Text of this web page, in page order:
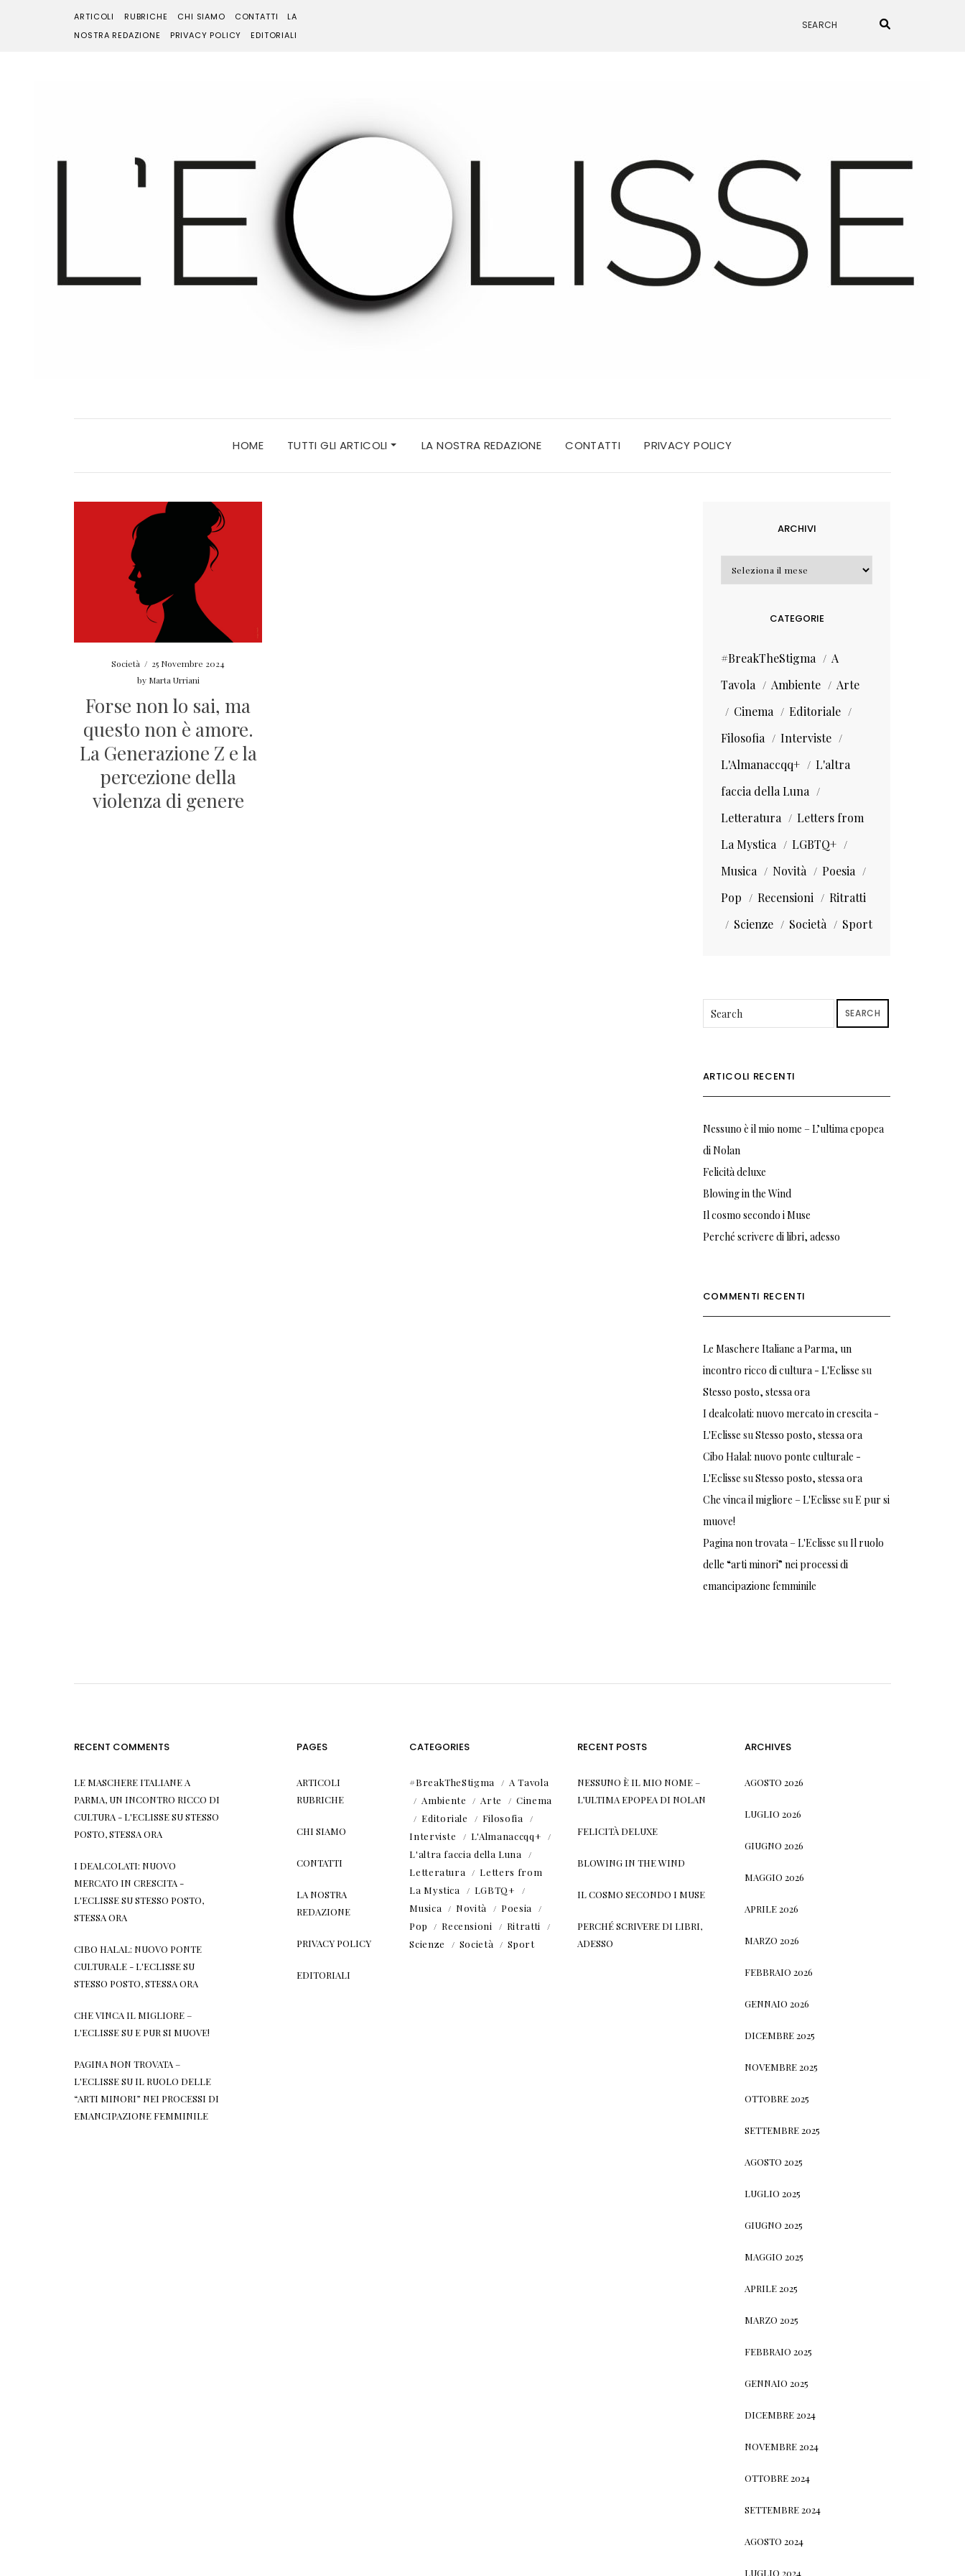
ARTICOLI RUBRICHE CHI SIAMO CONTATTI
LA
NOSTRA REDAZIONE
PRIVACY POLICY EDITORIALI
HOME TUTTI GLI ARTICOLI LA NOSTRA REDAZIONE CONTATTI PRIVACY POLICY
Società / 25 Novembre 2024
by Marta Urriani
Forse non lo sai, ma
questo non è amore.
La Generazione Z e la
percezione della
violenza di genere
ARCHIVI
Archivi
CATEGORIE
#BreakTheStigma
A
Tavola
Ambiente
Arte
Cinema
Editoriale
Filosofia
Interviste
L'Almanaccqq+
L'altra
faccia della Luna
Letteratura
Letters from
La Mystica
LGBTQ+
Musica
Novità
Poesia
Pop
Recensioni
Ritratti
Scienze
Società Sport
SEARCH
ARTICOLI RECENTI
Nessuno è il mio nome – L’ultima epopea
di Nolan
Felicità deluxe
Blowing in the Wind
Il cosmo secondo i Muse
Perché scrivere di libri, adesso
COMMENTI RECENTI
Le Maschere Italiane a Parma, un
incontro ricco di cultura - L'Eclisse su
Stesso posto, stessa ora
I dealcolati: nuovo mercato in crescita -
L'Eclisse suStesso posto, stessa ora
Cibo Halal: nuovo ponte culturale -
L'Eclisse suStesso posto, stessa ora
Che vinca il migliore – L'Eclisse suE pur si
muove!
Pagina non trovata – L'Eclisse suIl ruolo
delle “arti minori” nei processi di
emancipazione femminile
RECENT COMMENTS
LE MASCHERE ITALIANE A
PARMA, UN INCONTRO RICCO DI
CULTURA - L'ECLISSESUSTESSO
POSTO, STESSA ORA
I DEALCOLATI: NUOVO
MERCATO IN CRESCITA -
L'ECLISSESUSTESSO POSTO,
STESSA ORA
CIBO HALAL: NUOVO PONTE
CULTURALE - L'ECLISSESU
STESSO POSTO, STESSA ORA
CHE VINCA IL MIGLIORE –
L'ECLISSESU E PUR SI MUOVE!
PAGINA NON TROVATA –
L'ECLISSESU IL RUOLO DELLE
“ARTI MINORI” NEI PROCESSI DI
EMANCIPAZIONE FEMMINILE
PAGES
ARTICOLI
RUBRICHE
CHI SIAMO
CONTATTI
LA NOSTRA
REDAZIONE
PRIVACY POLICY
EDITORIALI
CATEGORIES
#BreakTheStigma
A Tavola
Ambiente
Arte
Cinema
Editoriale
Filosofia
Interviste
L'Almanaccqq+
L'altra faccia della Luna
Letteratura
Letters from
La Mystica
LGBTQ+
Musica
Novità
Poesia
Pop
Recensioni
Ritratti
Scienze
Società Sport
RECENT POSTS
NESSUNO È IL MIO NOME –
L’ULTIMA EPOPEA DI NOLAN
FELICITÀ DELUXE
BLOWING IN THE WIND
IL COSMO SECONDO I MUSE
PERCHÉ SCRIVERE DI LIBRI,
ADESSO
ARCHIVES
AGOSTO 2026
LUGLIO 2026
GIUGNO 2026
MAGGIO 2026
APRILE 2026
MARZO 2026
FEBBRAIO 2026
GENNAIO 2026
DICEMBRE 2025
NOVEMBRE 2025
OTTOBRE 2025
SETTEMBRE 2025
AGOSTO 2025
LUGLIO 2025
GIUGNO 2025
MAGGIO 2025
APRILE 2025
MARZO 2025
FEBBRAIO 2025
GENNAIO 2025
DICEMBRE 2024
NOVEMBRE 2024
OTTOBRE 2024
SETTEMBRE 2024
AGOSTO 2024
LUGLIO 2024